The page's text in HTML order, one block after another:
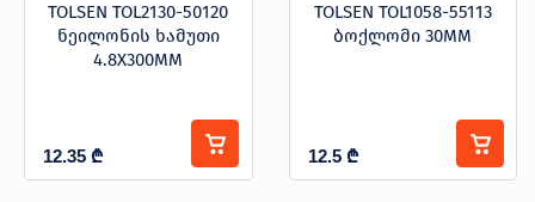
TOLSEN TOL2130-50120
ნეილონის ხამუთი
4.8X300MM
12.35 ₾
TOLSEN TOL1058-55113
ბოქლომი 30MM
12.5 ₾